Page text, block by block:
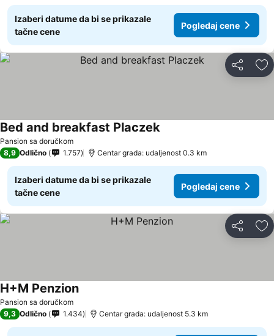
Izaberi datume da bi se prikazale
tačne cene
Pogledaj cene
Deli
Pansion sa doručkom
Bed and breakfast PlaczekPogledaj cene
8,9 Odlično 1.757 Centar grada: udaljenost 0.3 km
Izaberi datume da bi se prikazale
tačne cene
Pogledaj cene
Deli
Pansion sa doručkom
H+M PenzionPogledaj cene
9,3 Odlično 1.434 Centar grada: udaljenost 5.3 km